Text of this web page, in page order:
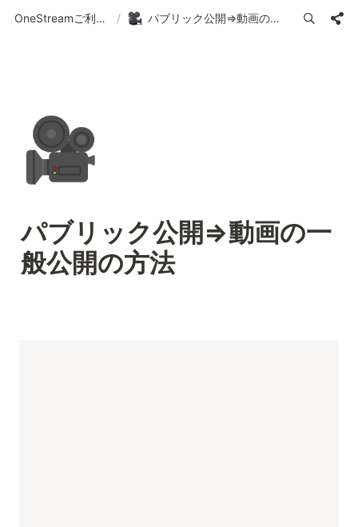
OneStreamご利用ガイド | 使い方の案内 / パブリック公開⇒動画の一般公開の方法
🎥
パブリック公開⇒動画の一
般公開の方法